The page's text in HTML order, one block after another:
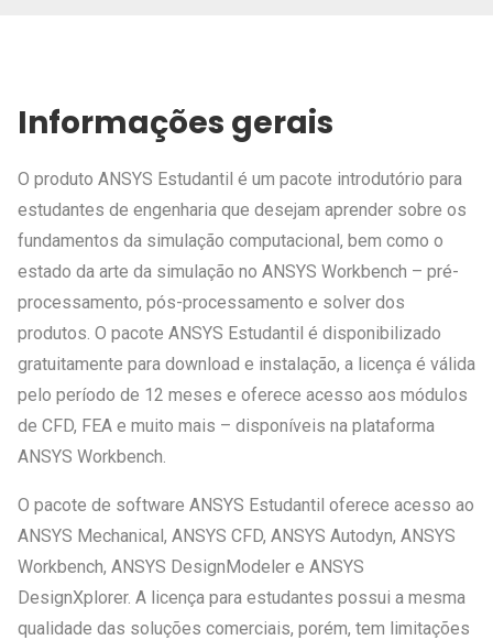
Informações gerais
O produto ANSYS Estudantil é um pacote introdutório para
estudantes de engenharia que desejam aprender sobre os
fundamentos da simulação computacional, bem como o
estado da arte da simulação no ANSYS Workbench – pré-
processamento, pós-processamento e solver dos
produtos. O pacote ANSYS Estudantil é disponibilizado
gratuitamente para download e instalação, a licença é válida
pelo período de 12 meses e oferece acesso aos módulos
de CFD, FEA e muito mais – disponíveis na plataforma
ANSYS Workbench.
O pacote de software ANSYS Estudantil oferece acesso ao
ANSYS Mechanical, ANSYS CFD, ANSYS Autodyn, ANSYS
Workbench, ANSYS DesignModeler e ANSYS
DesignXplorer. A licença para estudantes possui a mesma
qualidade das soluções comerciais, porém, tem limitações